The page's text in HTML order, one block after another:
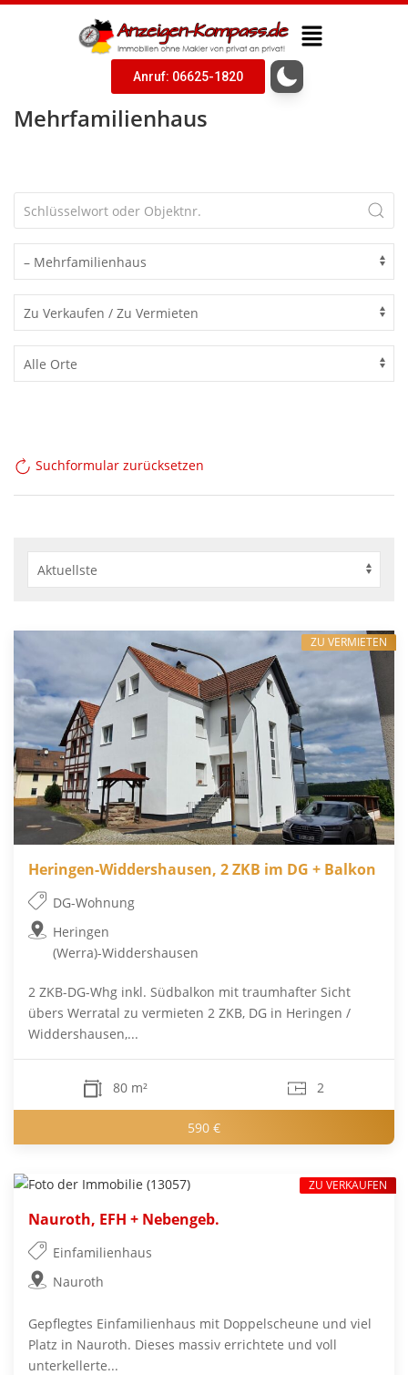
Anruf: 06625-1820
Mehrfamilienhaus
Suchformular zurücksetzen
Heringen-Widdershausen, 2 ZKB im DG + Balkon
DG-Wohnung
Heringen
(Werra)-Widdershausen
2 ZKB-DG-Whg inkl. Südbalkon mit traumhafter Sicht
übers Werratal zu vermieten 2 ZKB, DG in Heringen /
Widdershausen,...
80 m² 2
590 €
ZU VERMIETEN
Nauroth, EFH + Nebengeb.
Einfamilienhaus
Nauroth
Gepflegtes Einfamilienhaus mit Doppelscheune und viel
Platz in Nauroth. Dieses massiv errichtete und voll
unterkellerte...
ZU VERKAUFEN